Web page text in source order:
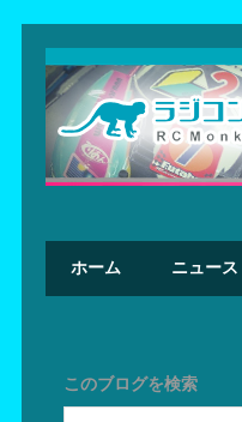
ホーム ニュース
このブログを検索